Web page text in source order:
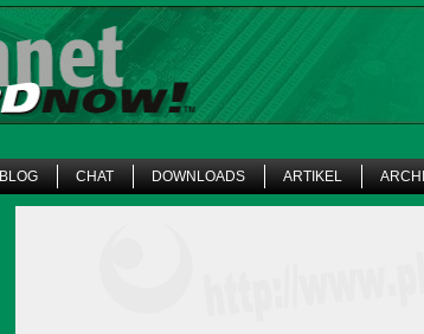
BLOG CHAT DOWNLOADS ARTIKEL